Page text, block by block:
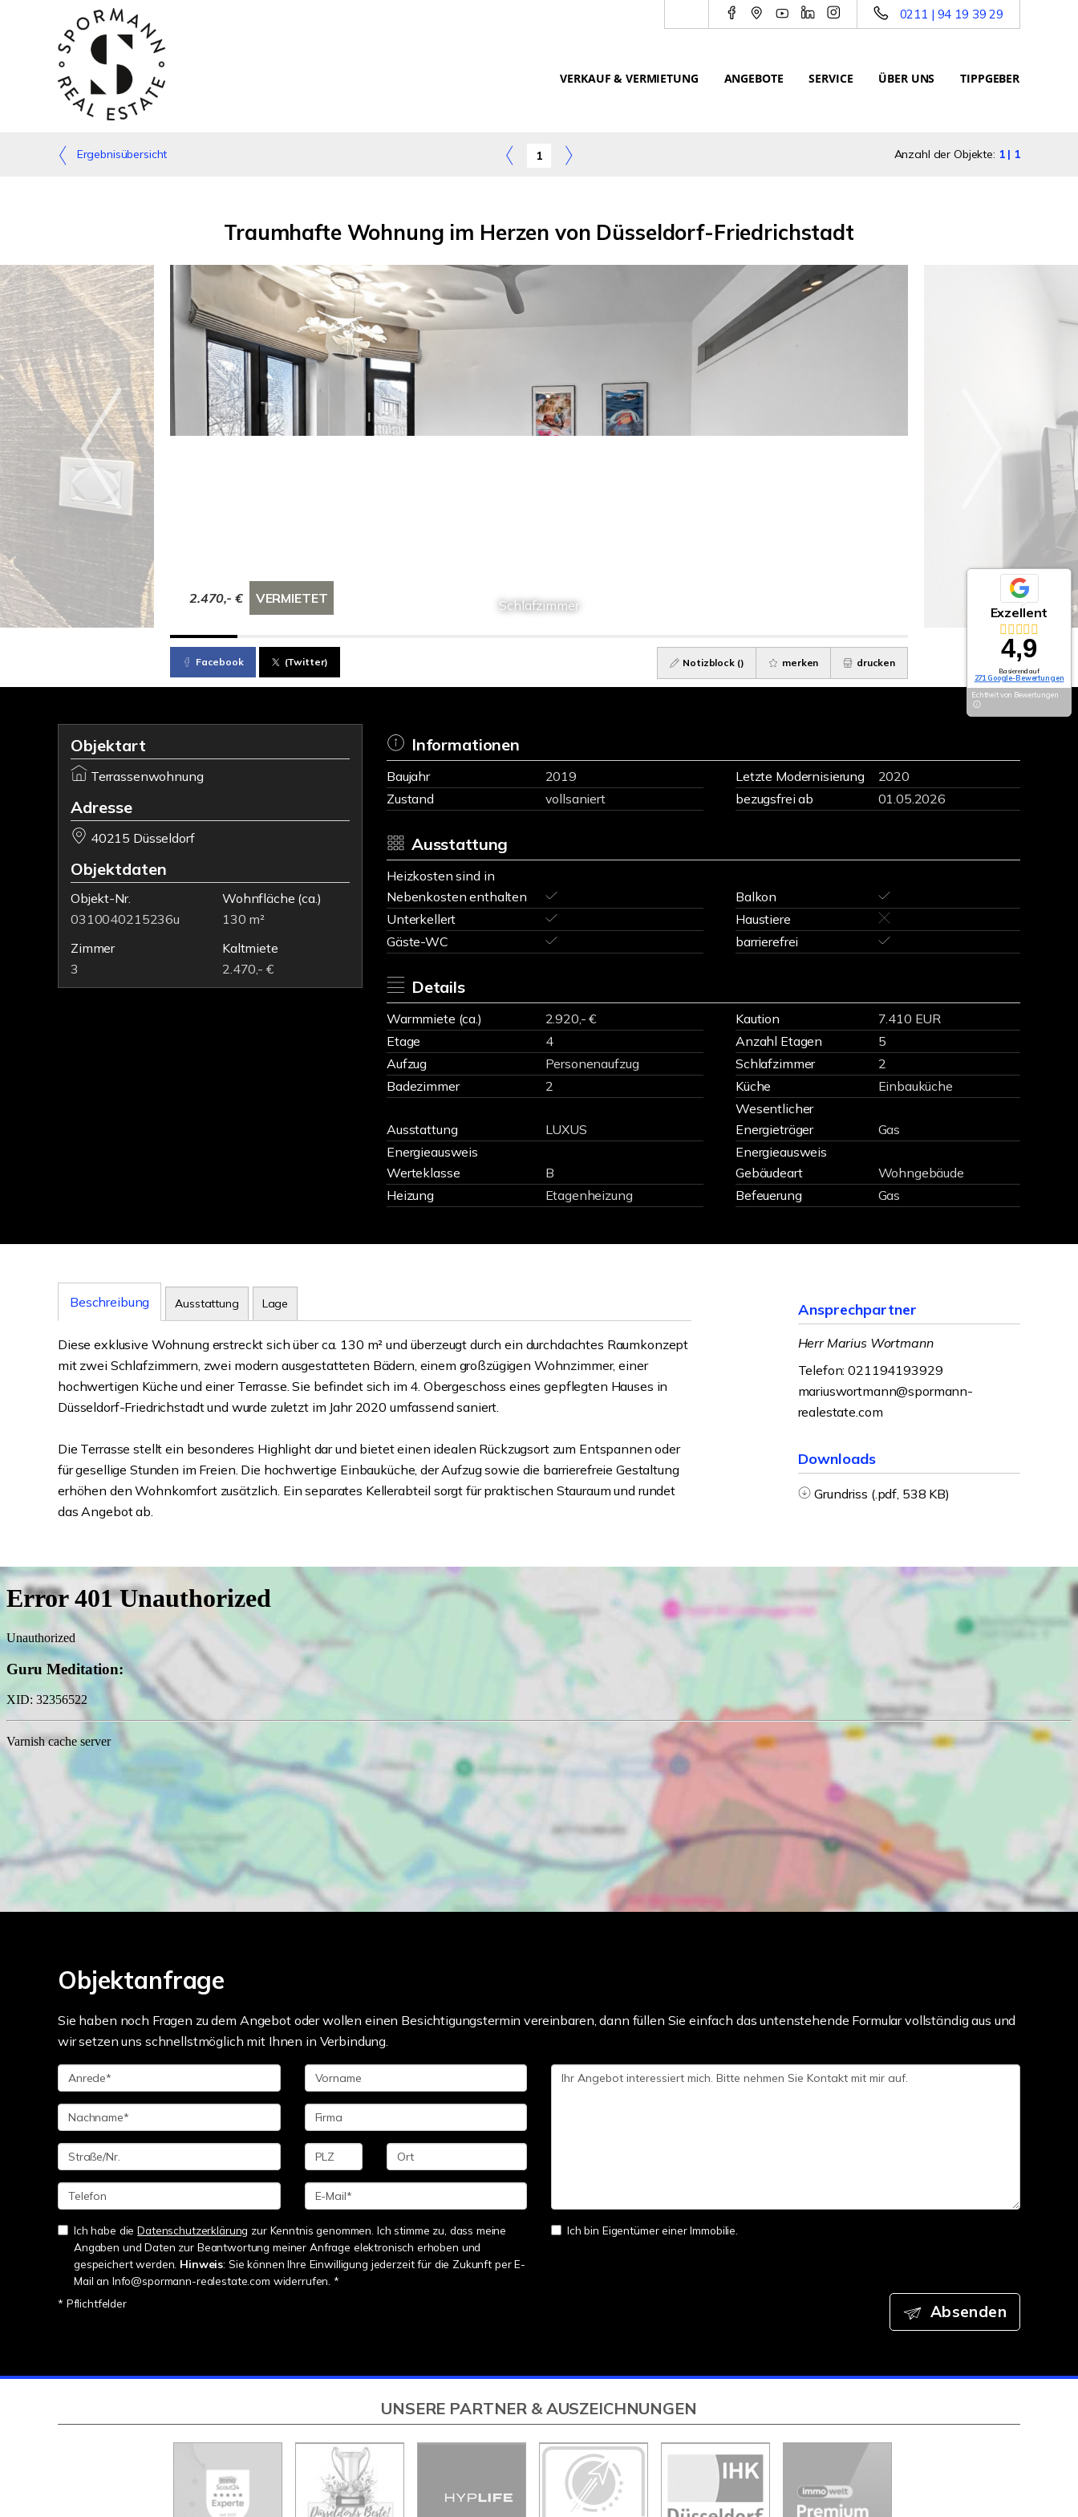
0211 | 94 19 39 29
VERKAUF & VERMIETUNG ANGEBOTE SERVICE ÜBER UNS TIPPGEBER
Ergebnisübersicht 1 Anzahl der Objekte: 1 | 1
Traumhafte Wohnung im Herzen von Düsseldorf-Friedrichstadt
Schlafzimmer
2.470,- € VERMIETET
Facebook (Twitter) Notizblock () merken drucken
Objektart
Terrassenwohnung
Adresse
40215 Düsseldorf
Objektdaten
Objekt-Nr.
0310040215236u
Wohnfläche (ca.)
130 m²
Zimmer
3
Kaltmiete
2.470,- €
Informationen
Baujahr 2019 Letzte Modernisierung
2020
Zustand
vollsaniert bezugsfrei ab 01.05.2026
Ausstattung
Heizkosten sind in
Nebenkosten enthalten
Balkon
Unterkellert
Haustiere
Gäste-WC
barrierefrei
Details
Warmmiete (ca.) 2.920,- € Kaution
7.410 EUR
Etage
4 Anzahl Etagen
5
Aufzug
Personenaufzug Schlafzimmer
2
Badezimmer
2 Küche Einbauküche
Ausstattung LUXUS
Wesentlicher
Energieträger
Gas
Energieausweis
Werteklasse
B
Energieausweis
Gebäudeart
Wohngebäude
Heizung
Etagenheizung Befeuerung Gas
Beschreibung Ausstattung Lage
Diese exklusive Wohnung erstreckt sich über ca. 130 m² und überzeugt durch ein durchdachtes Raumkonzept
mit zwei Schlafzimmern, zwei modern ausgestatteten Bädern, einem großzügigen Wohnzimmer, einer
hochwertigen Küche und einer Terrasse. Sie befindet sich im 4. Obergeschoss eines gepflegten Hauses in
Düsseldorf-Friedrichstadt und wurde zuletzt im Jahr 2020 umfassend saniert.
Die Terrasse stellt ein besonderes Highlight dar und bietet einen idealen Rückzugsort zum Entspannen oder
für gesellige Stunden im Freien. Die hochwertige Einbauküche, der Aufzug sowie die barrierefreie Gestaltung
erhöhen den Wohnkomfort zusätzlich. Ein separates Kellerabteil sorgt für praktischen Stauraum und rundet
das Angebot ab.
Ansprechpartner
Herr Marius Wortmann
Telefon: 021194193929
mariuswortmann@spormann-
realestate.com
Downloads
Grundriss (.pdf, 538 KB)
Objektanfrage
Sie haben noch Fragen zu dem Angebot oder wollen einen Besichtigungstermin vereinbaren, dann füllen Sie einfach das untenstehende Formular vollständig aus und
wir setzen uns schnellstmöglich mit Ihnen in Verbindung.
Ich habe dieDatenschutzerklärung zur Kenntnis genommen. Ich stimme zu, dass meine
Angaben und Daten zur Beantwortung meiner Anfrage elektronisch erhoben und
gespeichert werden. Hinweis: Sie können Ihre Einwilligung jederzeit für die Zukunft per E-
Mail an Info@spormann-realestate.com widerrufen. *
Ich bin Eigentümer einer Immobilie.
* Pflichtfelder Absenden
Exzellent
4,9
Basierend auf
271 Google-Bewertungen
Echtheit von Bewertungen
UNSERE PARTNER & AUSZEICHNUNGEN